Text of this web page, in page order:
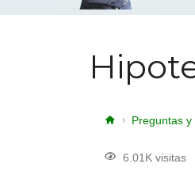
Preguntas
6.01K visitas